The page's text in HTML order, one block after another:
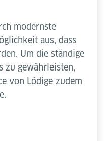
modernste
aus, dass
Um die ständige
zu gewährleisten,
von Lödige zudem